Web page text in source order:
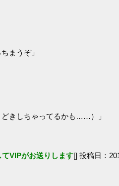
まうぞ」
きしちゃってるかも……）」
VIPがお送りします[] 投稿日：